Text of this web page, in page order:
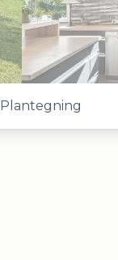
Plantegning